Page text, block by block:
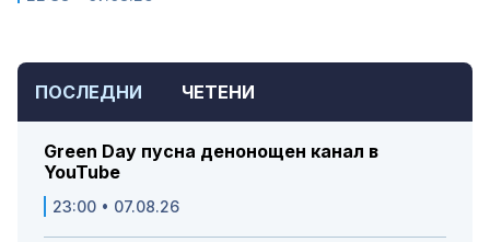
ПОСЛЕДНИ ЧЕТЕНИ
Green Day пусна денонощен канал в
YouTube
23:00 • 07.08.26